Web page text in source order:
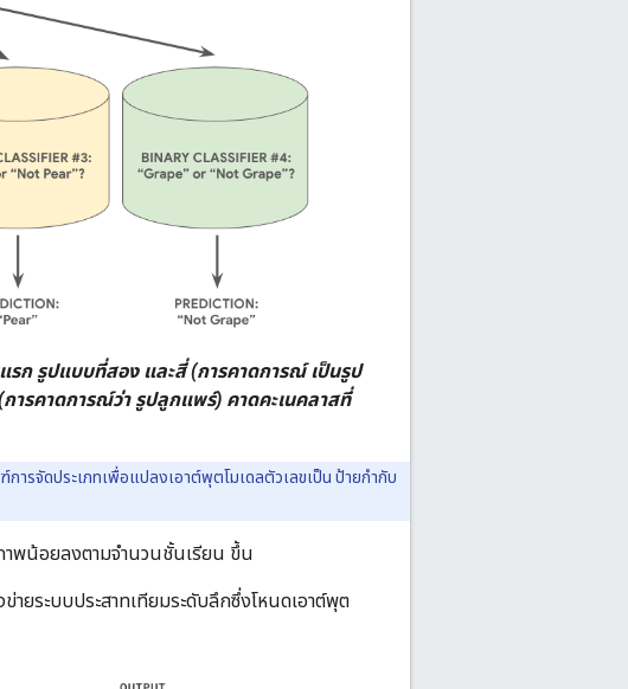
ก รูปแบบที่สอง และสี่ (การคาดการณ์ เป็นรูป
รคาดการณ์ว่า รูปลูกแพร์) คาดคะเนคลาสที่
รจัดประเภทเพื่อแปลงเอาต์พุตโมเดลตัวเลขเป็น ป้ายกำกับ
พน้อยลงตามจำนวนชั้นเรียน ขึ้น
ายระบบประสาทเทียมระดับลึกซึ่งโหนดเอาต์พุต